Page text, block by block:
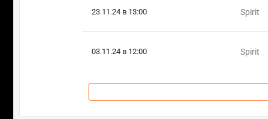
23.11.24 в 13:00 Spirit
03.11.24 в 12:00 Spirit